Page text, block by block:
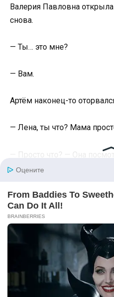
Валерия Павловна
снова.
— Ты… это мне?
— Вам.
Артём наконец-то
— Лена, ты что? Мама
— Просто что? — Она
Просто говорит, что я
находит, что не так?
— Ну она же не со зла…
— Артём. — Лена
он замолчал. — Она со зла.
Валерия Павловна между